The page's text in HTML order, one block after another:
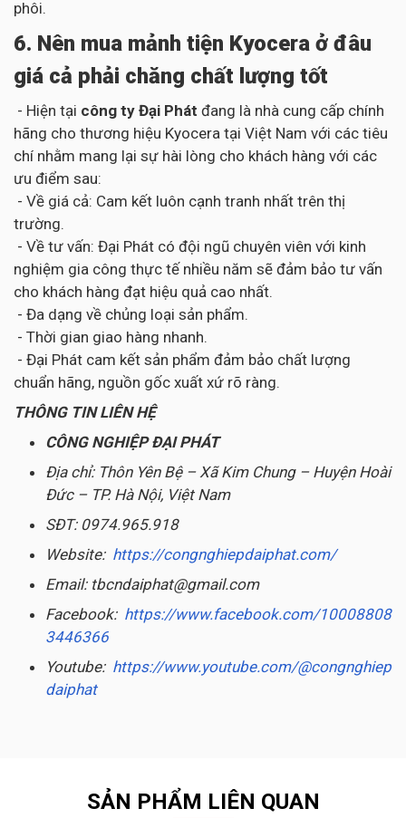
phôi.
6. Nên mua mảnh tiện Kyocera ở đâu
giá cả phải chăng chất lượng tốt
- Hiện tại công ty Đại Phát đang là nhà cung cấp chính
hãng cho thương hiệu Kyocera tại Việt Nam với các tiêu
chí nhằm mang lại sự hài lòng cho khách hàng với các
ưu điểm sau:
- Về giá cả: Cam kết luôn cạnh tranh nhất trên thị
trường.
- Về tư vấn: Đại Phát có đội ngũ chuyên viên với kinh
nghiệm gia công thực tế nhiều năm sẽ đảm bảo tư vấn
cho khách hàng đạt hiệu quả cao nhất.
- Đa dạng về chủng loại sản phẩm.
- Thời gian giao hàng nhanh.
- Đại Phát cam kết sản phẩm đảm bảo chất lượng
chuẩn hãng, nguồn gốc xuất xứ rõ ràng.
THÔNG TIN LIÊN HỆ
CÔNG NGHIỆP ĐẠI PHÁT
Địa chỉ: Thôn Yên Bệ – Xã Kim Chung – Huyện Hoài
Đức – TP. Hà Nội, Việt Nam
SĐT: 0974.965.918
Website: https://congnghiepdaiphat.com/
Email: tbcndaiphat@gmail.com
Facebook: https://www.facebook.com/10008808
3446366
Youtube: https://www.youtube.com/@congnghiep
daiphat
SẢN PHẨM LIÊN QUAN